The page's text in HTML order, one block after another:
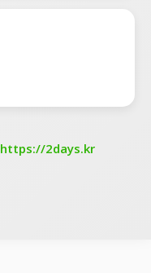
https://2days.kr